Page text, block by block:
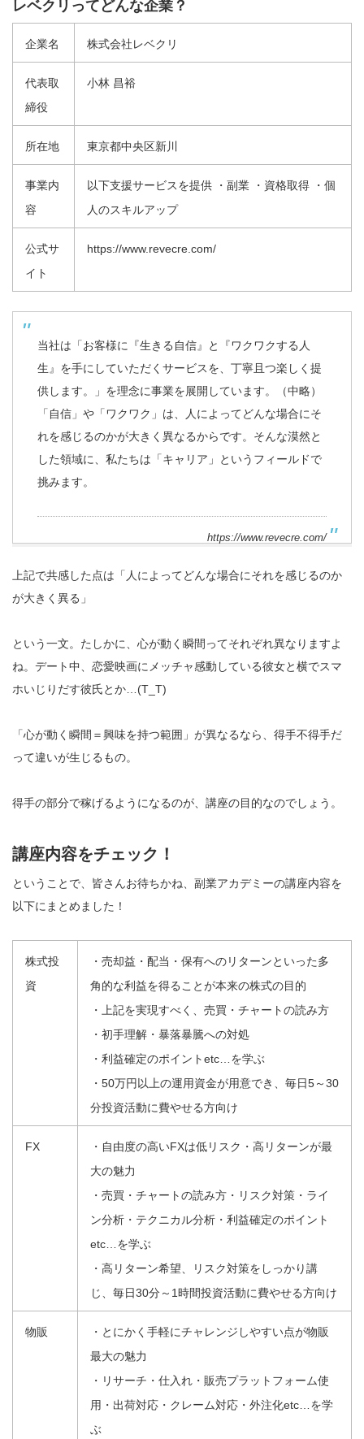
レベクリってどんな企業？
企業名 株式会社レベクリ
代表取
締役
小林 昌裕
所在地 東京都中央区新川
事業内
容
以下支援サービスを提供 ・副業 ・資格取得 ・個
人のスキルアップ
公式サ
イト
https://www.revecre.com/
当社は「お客様に『生きる自信』と『ワクワクする人
生』を手にしていただくサービスを、丁寧且つ楽しく提
供します。」を理念に事業を展開しています。（中略）
「自信」や「ワクワク」は、人によってどんな場合にそ
れを感じるのかが大きく異なるからです。そんな漠然と
した領域に、私たちは「キャリア」というフィールドで
挑みます。
https://www.revecre.com/
上記で共感した点は「人によってどんな場合にそれを感じるのか
が大きく異る」
という一文。たしかに、心が動く瞬間ってそれぞれ異なりますよ
ね。デート中、恋愛映画にメッチャ感動している彼女と横でスマ
ホいじりだす彼氏とか…(T_T)
「心が動く瞬間＝興味を持つ範囲」が異なるなら、得手不得手だ
って違いが生じるもの。
得手の部分で稼げるようになるのが、講座の目的なのでしょう。
講座内容をチェック！
ということで、皆さんお待ちかね、副業アカデミーの講座内容を
以下にまとめました！
株式投
資
・売却益・配当・保有へのリターンといった多
角的な利益を得ることが本来の株式の目的
・上記を実現すべく、売買・チャートの読み方
・初手理解・暴落暴騰への対処
・利益確定のポイントetc…を学ぶ
・50万円以上の運用資金が用意でき、毎日5～30
分投資活動に費やせる方向け
FX
・自由度の高いFXは低リスク・高リターンが最
大の魅力
・売買・チャートの読み方・リスク対策・ライ
ン分析・テクニカル分析・利益確定のポイント
etc…を学ぶ
・高リターン希望、リスク対策をしっかり講
じ、毎日30分～1時間投資活動に費やせる方向け
物販
・とにかく手軽にチャレンジしやすい点が物販
最大の魅力
・リサーチ・仕入れ・販売プラットフォーム使
用・出荷対応・クレーム対応・外注化etc…を学
ぶ